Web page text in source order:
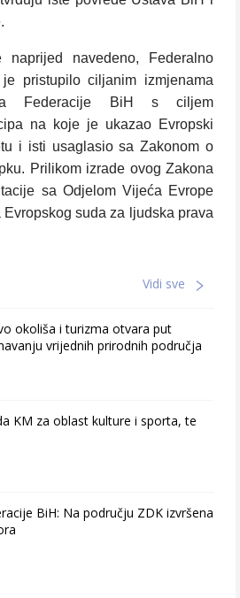
navedeno, Federalno
pristupilo ciljanim izmjenama
Federacije BiH s ciljem
na koje je ukazao Evropski
i isti usaglasio sa Zakonom o
Prilikom izrade ovog Zakona
sa Odjelom Vijeća Evrope
suda za ljudska prava
Vidi sve
okoliša i turizma otvara put
vrijednih prirodnih područja
KM za oblast kulture i sporta, te
BiH: Na području ZDK izvršena